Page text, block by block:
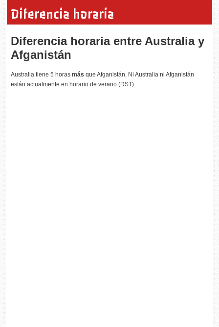
Diferencia horaria
Diferencia horaria entre Australia y
Afganistán
Australia tiene 5 horasmás que Afganistán. Ni Australia ni Afganistán
están actualmente en horario de verano (DST).